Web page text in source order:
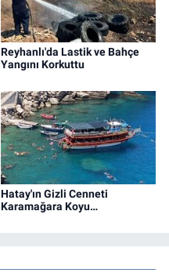
Reyhanlı'da Lastik ve Bahçe
Yangını Korkuttu
Hatay'ın Gizli Cenneti
Karamağara Koyu…